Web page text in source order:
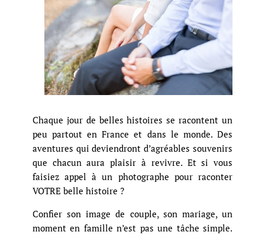
Chaque jour de belles histoires se racontent un
peu partout en France et dans le monde. Des
aventures qui deviendront d’agréables souvenirs
que chacun aura plaisir à revivre. Et si vous
faisiez appel à un photographe pour raconter
VOTRE belle histoire ?
Confier son image de couple, son mariage, un
moment en famille n’est pas une tâche simple.